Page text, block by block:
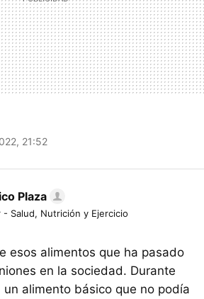
21:52
Plaza
- Salud, Nutrición y Ejercicio
esos alimentos que ha pasado
en la sociedad. Durante
alimento básico que no podía